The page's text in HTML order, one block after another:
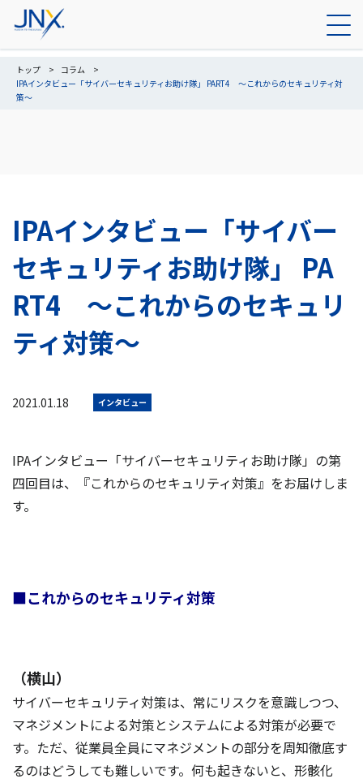
トップ
コラム
IPAインタビュー「サイバーセキュリティお助け隊」 PART4 ～これからのセキュリティ対
策～
IPAインタビュー「サイバー
セキュリティお助け隊」 PA
RT4 ～これからのセキュリ
ティ対策～
2021.01.18 インタビュー
IPAインタビュー「サイバーセキュリティお助け隊」の第
四回目は、『これからのセキュリティ対策』をお届けしま
す。
■これからのセキュリティ対策
（横山）
サイバーセキュリティ対策は、常にリスクを意識しつつ、
マネジメントによる対策とシステムによる対策が必要で
す。ただ、従業員全員にマネジメントの部分を周知徹底す
るのはどうしても難しいです。何も起きないと、形骸化